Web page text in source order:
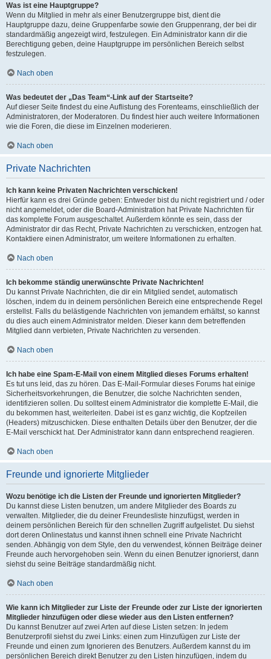
Was ist eine Hauptgruppe?
Wenn du Mitglied in mehr als einer Benutzergruppe bist, dient die
Hauptgruppe dazu, deine Gruppenfarbe sowie den Gruppenrang, der bei dir
standardmäßig angezeigt wird, festzulegen. Ein Administrator kann dir die
Berechtigung geben, deine Hauptgruppe im persönlichen Bereich selbst
festzulegen.
Nach oben
Was bedeutet der „Das Team“-Link auf der Startseite?
Auf dieser Seite findest du eine Auflistung des Forenteams, einschließlich der
Administratoren, der Moderatoren. Du findest hier auch weitere Informationen
wie die Foren, die diese im Einzelnen moderieren.
Nach oben
Private Nachrichten
Ich kann keine Privaten Nachrichten verschicken!
Hierfür kann es drei Gründe geben: Entweder bist du nicht registriert und / oder
nicht angemeldet, oder die Board-Administration hat Private Nachrichten für
das komplette Forum ausgeschaltet. Außerdem könnte es sein, dass der
Administrator dir das Recht, Private Nachrichten zu verschicken, entzogen hat.
Kontaktiere einen Administrator, um weitere Informationen zu erhalten.
Nach oben
Ich bekomme ständig unerwünschte Private Nachrichten!
Du kannst Private Nachrichten, die dir ein Mitglied sendet, automatisch
löschen, indem du in deinem persönlichen Bereich eine entsprechende Regel
erstellst. Falls du belästigende Nachrichten von jemandem erhältst, so kannst
du dies auch einem Administrator melden. Dieser kann dem betreffenden
Mitglied dann verbieten, Private Nachrichten zu versenden.
Nach oben
Ich habe eine Spam-E-Mail von einem Mitglied dieses Forums erhalten!
Es tut uns leid, das zu hören. Das E-Mail-Formular dieses Forums hat einige
Sicherheitsvorkehrungen, die Benutzer, die solche Nachrichten senden,
identifizieren sollen. Du solltest einem Administrator die komplette E-Mail, die
du bekommen hast, weiterleiten. Dabei ist es ganz wichtig, die Kopfzeilen
(Headers) mitzuschicken. Diese enthalten Details über den Benutzer, der die
E-Mail verschickt hat. Der Administrator kann dann entsprechend reagieren.
Nach oben
Freunde und ignorierte Mitglieder
Wozu benötige ich die Listen der Freunde und ignorierten Mitglieder?
Du kannst diese Listen benutzen, um andere Mitglieder des Boards zu
verwalten. Mitglieder, die du deiner Freundesliste hinzufügst, werden in
deinem persönlichen Bereich für den schnellen Zugriff aufgelistet. Du siehst
dort deren Onlinestatus und kannst ihnen schnell eine Private Nachricht
senden. Abhängig von dem Style, den du verwendest, können Beiträge deiner
Freunde auch hervorgehoben sein. Wenn du einen Benutzer ignorierst, dann
siehst du seine Beiträge standardmäßig nicht.
Nach oben
Wie kann ich Mitglieder zur Liste der Freunde oder zur Liste der ignorierten
Mitglieder hinzufügen oder diese wieder aus den Listen entfernen?
Du kannst Benutzer auf zwei Arten auf diese Listen setzen: In jedem
Benutzerprofil siehst du zwei Links: einen zum Hinzufügen zur Liste der
Freunde und einen zum Ignorieren des Benutzers. Außerdem kannst du im
persönlichen Bereich direkt Benutzer zu den Listen hinzufügen, indem du